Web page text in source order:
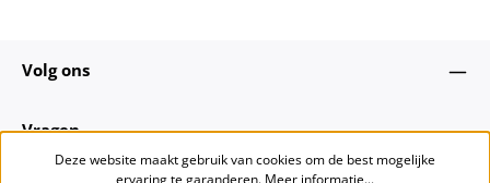
Volg ons
Vragen
Deze website maakt gebruik van cookies om de best mogelijke
ervaring te garanderen. Meer informatie...